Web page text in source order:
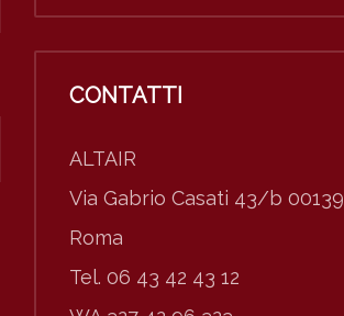
CONTATTI
ALTAIR
Via Gabrio Casati 43/b 00139
Roma
Tel. 06 43 42 43 12